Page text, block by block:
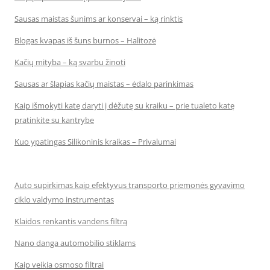
Sausas maistas šunims ar konservai – ką rinktis
Blogas kvapas iš šuns burnos – Halitozė
Kačių mityba – ką svarbu žinoti
Sausas ar šlapias kačių maistas – ėdalo parinkimas
Kaip išmokyti katę daryti į dėžutę su kraiku – prie tualeto katę
pratinkite su kantrybe
Kuo ypatingas Silikoninis kraikas – Privalumai
Auto supirkimas kaip efektyvus transporto priemonės gyvavimo
ciklo valdymo instrumentas
Klaidos renkantis vandens filtrą
Nano danga automobilio stiklams
Kaip veikia osmoso filtrai